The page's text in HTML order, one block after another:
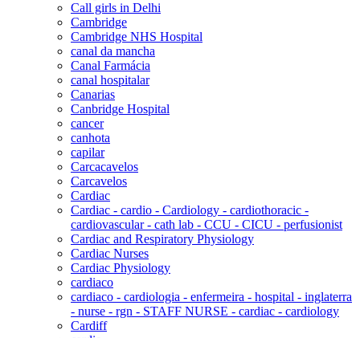
Call girls in Delhi
Cambridge
Cambridge NHS Hospital
canal da mancha
Canal Farmácia
canal hospitalar
Canarias
Canbridge Hospital
cancer
canhota
capilar
Carcacavelos
Carcavelos
Cardiac
Cardiac - cardio - Cardiology - cardiothoracic -
cardiovascular - cath lab - CCU - CICU - perfusionist
Cardiac and Respiratory Physiology
Cardiac Nurses
Cardiac Physiology
cardiaco
cardiaco - cardiologia - enfermeira - hospital - inglaterra
- nurse - rgn - STAFF NURSE - cardiac - cardiology
Cardiff